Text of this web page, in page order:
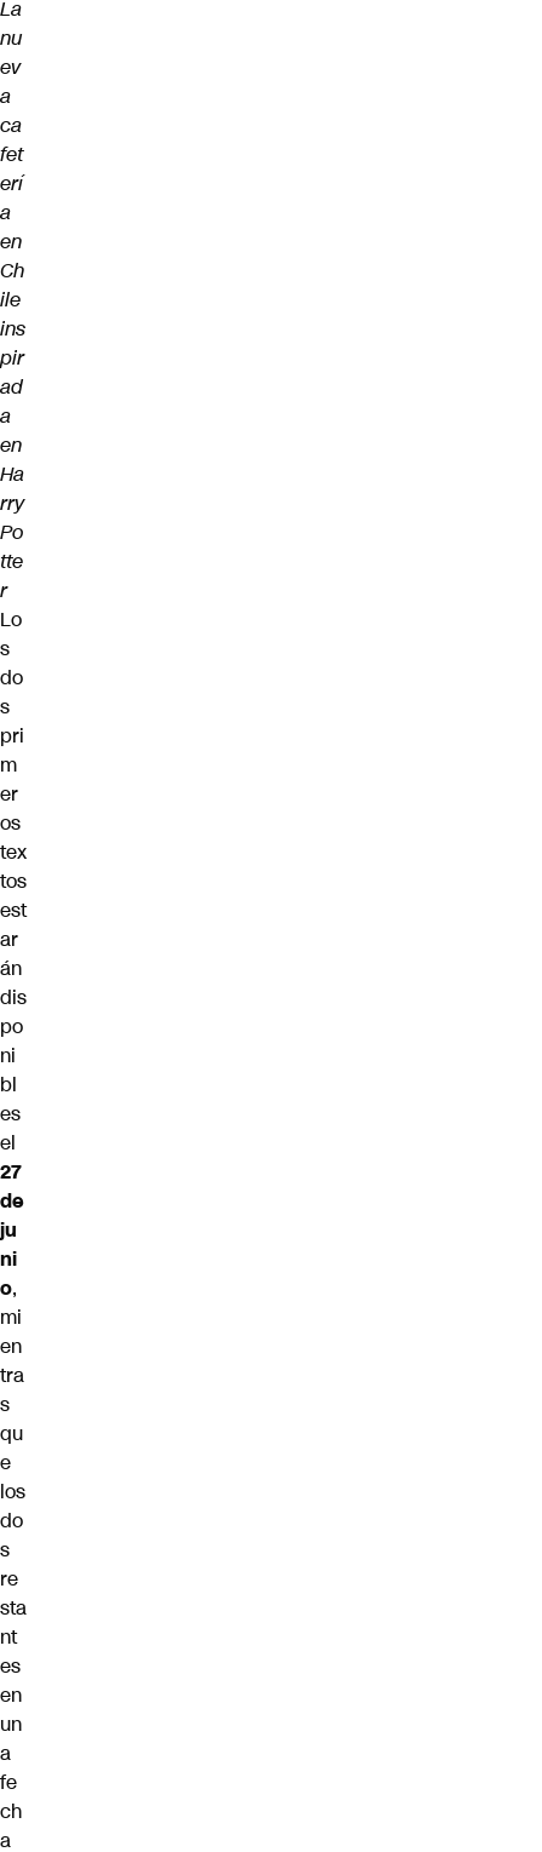
La
nu
ev
a
ca
fet
erí
a
en
Ch
ile
ins
pir
ad
a
en
Ha
rry
Po
tte
r
Lo
s
do
s
pri
m
er
os
tex
tos
est
ar
án
dis
po
ni
bl
es
el
27
de
ju
ni
o,
mi
en
tra
s
qu
e
los
do
s
re
sta
nt
es
en
un
a
fe
ch
a